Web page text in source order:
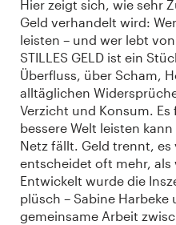
Hier zeigt sich, wie sehr
Geld verhandelt wird:
leisten – und wer lebt
STILLES GELD ist ein
Überfluss, über Scham,
alltäglichen
Verzicht und Konsum.
bessere Welt leisten
Netz fällt. Geld trennt, es
entscheidet oft mehr, als
Entwickelt wurde die
plüsch – Sabine
gemeinsame Arbeit